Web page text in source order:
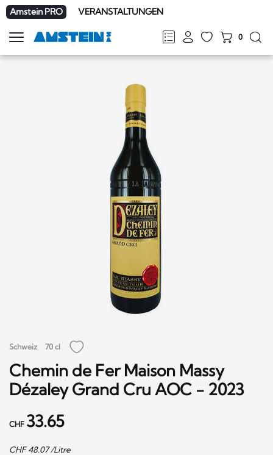
Amstein PRO VERANSTALTUNGEN
FRDEENIT
0
Navigation
zeigen
Schweiz 70 cl
Chemin de Fer Maison Massy
Dézaley Grand Cru AOC - 2023
CHF 33.65
CHF48.07/Litre